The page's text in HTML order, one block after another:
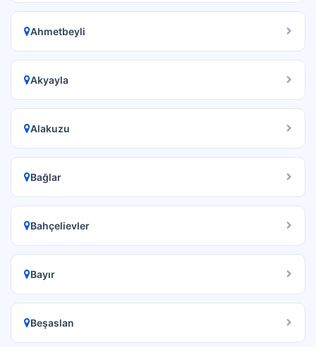
Ahmetbeyli
Akyayla
Alakuzu
Bağlar
Bahçelievler
Bayır
Beşaslan